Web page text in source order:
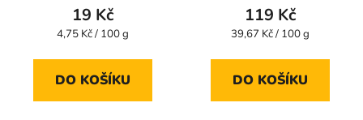
19 Kč
Měrná
4,75 Kč / 100 g
DO KOŠÍKU
119 Kč
Měrná
39,67 Kč / 100 g
DO KOŠÍKU